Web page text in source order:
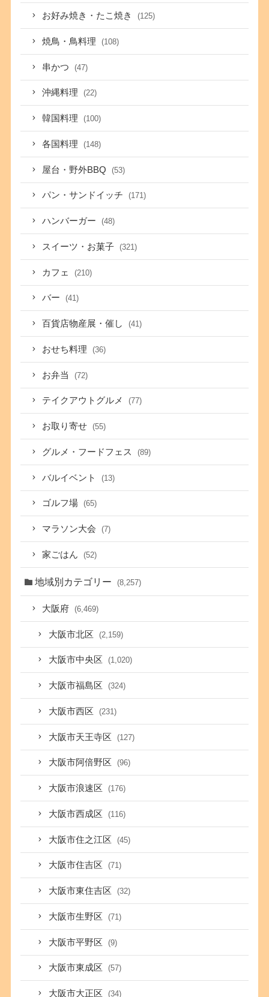
お好み焼き・たこ焼き (125)
焼鳥・鳥料理 (108)
串かつ (47)
沖縄料理 (22)
韓国料理 (100)
各国料理 (148)
屋台・野外BBQ (53)
パン・サンドイッチ (171)
ハンバーガー (48)
スイーツ・お菓子 (321)
カフェ (210)
バー (41)
百貨店物産展・催し (41)
おせち料理 (36)
お弁当 (72)
テイクアウトグルメ (77)
お取り寄せ (55)
グルメ・フードフェス (89)
バルイベント (13)
ゴルフ場 (65)
マラソン大会 (7)
家ごはん (52)
地域別カテゴリー (8,257)
大阪府 (6,469)
大阪市北区 (2,159)
大阪市中央区 (1,020)
大阪市福島区 (324)
大阪市西区 (231)
大阪市天王寺区 (127)
大阪市阿倍野区 (96)
大阪市浪速区 (176)
大阪市西成区 (116)
大阪市住之江区 (45)
大阪市住吉区 (71)
大阪市東住吉区 (32)
大阪市生野区 (71)
大阪市平野区 (9)
大阪市東成区 (57)
大阪市大正区 (34)